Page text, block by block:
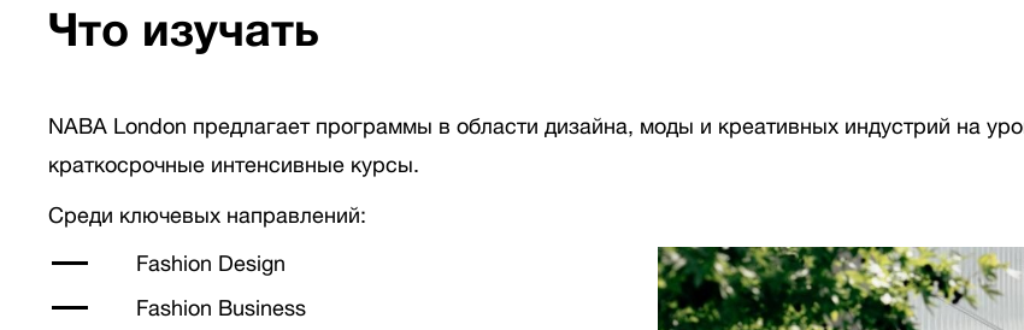
Что изучать
NABA London предлагает программы в области дизайна, моды и креативных индустрий на
краткосрочные интенсивные курсы.
Среди ключевых направлений:
Fashion Design
Fashion Business